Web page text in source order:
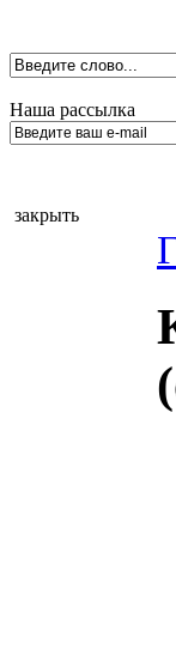
Наша рассылка
закрыть